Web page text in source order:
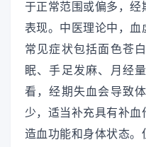
于正常范围或偏多，经
表现。中医理论中，血
常见症状包括面色苍
眠、手足发麻、月经
看，经期失血会导致
少，适当补充具有补血
造血功能和身体状态。